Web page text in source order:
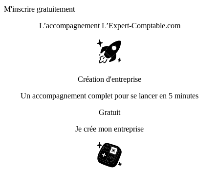
M'inscrire gratuitement
L’accompagnement L’Expert-Comptable.com
Création d'entreprise
Un accompagnement complet pour se lancer en 5 minutes
Gratuit
Je crée mon entreprise